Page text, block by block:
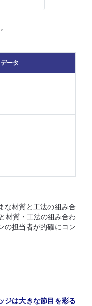
ータ
な材質と工法の組み合
材質・工法の組み合わ
の担当者が的確にコン
ジは大きな節目を彩る